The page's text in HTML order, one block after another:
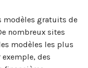
modèles gratuits de
nombreux sites
modèles les plus
des